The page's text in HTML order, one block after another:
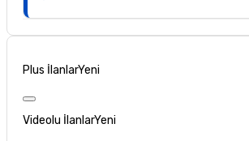
Plus İlanlarYeni
Videolu İlanlarYeni